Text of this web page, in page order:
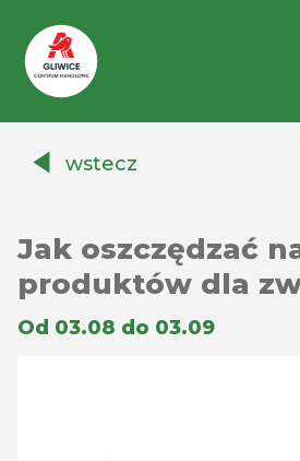
Auchanwstecz
Jak oszczędzać
produktów dla
Od 03.08 do 03.09